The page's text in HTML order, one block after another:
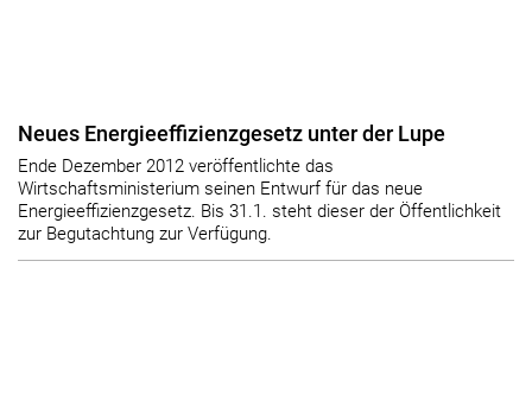
Neues Energieeffizienzgesetz unter der Lupe
Ende Dezember 2012 veröffentlichte das
Wirtschaftsministerium seinen Entwurf für das neue
Energieeffizienzgesetz. Bis 31.1. steht dieser der Öffentlichkeit
zur Begutachtung zur Verfügung.